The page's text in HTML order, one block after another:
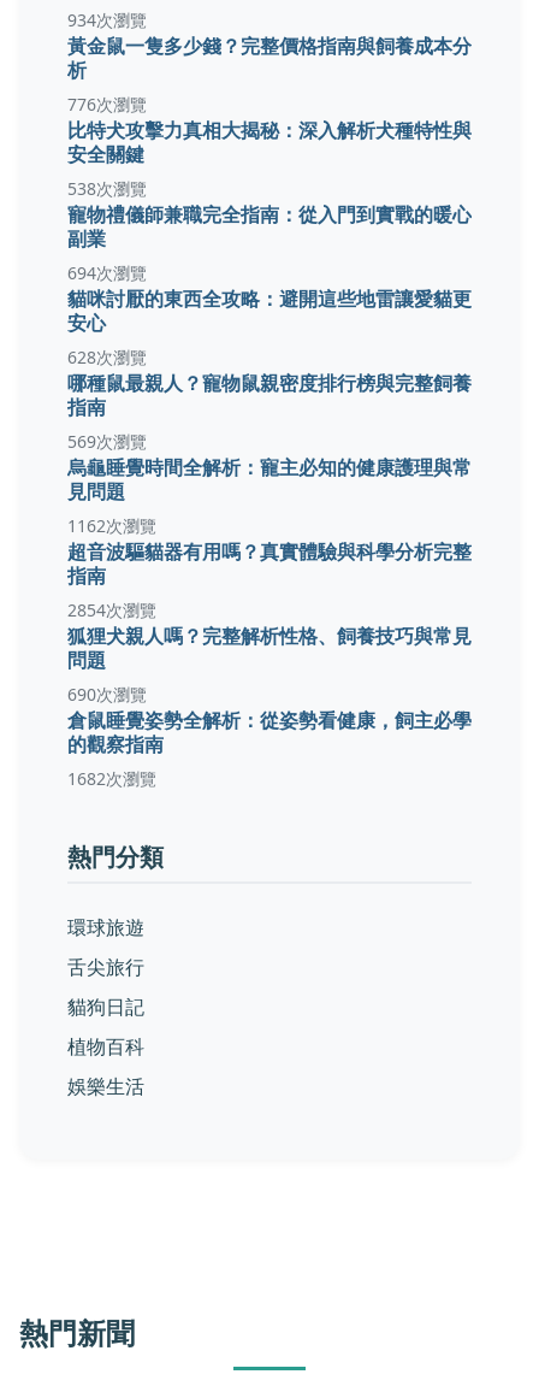
934次瀏覽
黃金鼠一隻多少錢？完整價格指南與飼養成本分
析
776次瀏覽
比特犬攻擊力真相大揭秘：深入解析犬種特性與
安全關鍵
538次瀏覽
寵物禮儀師兼職完全指南：從入門到實戰的暖心
副業
694次瀏覽
貓咪討厭的東西全攻略：避開這些地雷讓愛貓更
安心
628次瀏覽
哪種鼠最親人？寵物鼠親密度排行榜與完整飼養
指南
569次瀏覽
烏龜睡覺時間全解析：寵主必知的健康護理與常
見問題
1162次瀏覽
超音波驅貓器有用嗎？真實體驗與科學分析完整
指南
2854次瀏覽
狐狸犬親人嗎？完整解析性格、飼養技巧與常見
問題
690次瀏覽
倉鼠睡覺姿勢全解析：從姿勢看健康，飼主必學
的觀察指南
1682次瀏覽
熱門分類
環球旅遊
舌尖旅行
貓狗日記
植物百科
娛樂生活
熱門新聞